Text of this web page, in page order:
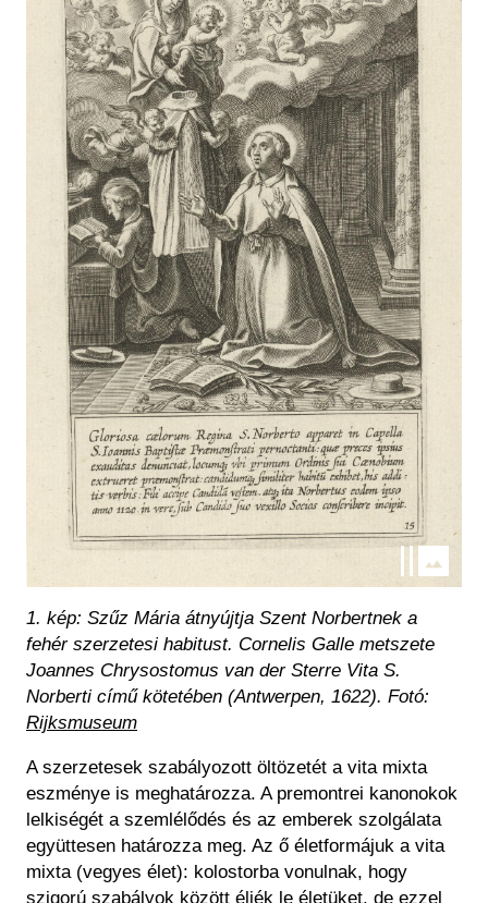
1. kép: Szűz Mária átnyújtja Szent Norbertnek a
fehér szerzetesi habitust. Cornelis Galle metszete
Joannes Chrysostomus van der Sterre Vita S.
Norberti című kötetében (Antwerpen, 1622). Fotó:
Rijksmuseum
A szerzetesek szabályozott öltözetét a vita mixta
eszménye is meghatározza. A premontrei kanonokok
lelkiségét a szemlélődés és az emberek szolgálata
együttesen határozza meg. Az ő életformájuk a vita
mixta (vegyes élet): kolostorba vonulnak, hogy
szigorú szabályok között éljék le életüket, de ezzel